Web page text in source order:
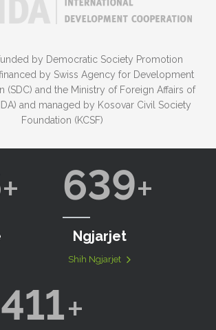
by Democratic Society Promotion
by Swiss Agency for Development
(SDC) and the Ministry of Foreign Affairs of
and managed by Kosovar Civil Society
Foundation (KCSF)
639
Ngjarjet
Shih Ngjarjet
411